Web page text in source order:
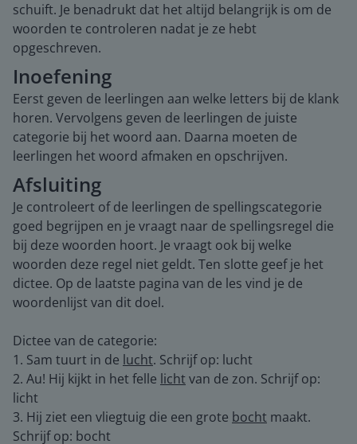
schuift. Je benadrukt dat het altijd belangrijk is om de
woorden te controleren nadat je ze hebt
opgeschreven.
Inoefening
Eerst geven de leerlingen aan welke letters bij de klank
horen. Vervolgens geven de leerlingen de juiste
categorie bij het woord aan. Daarna moeten de
leerlingen het woord afmaken en opschrijven.
Afsluiting
Je controleert of de leerlingen de spellingscategorie
goed begrijpen en je vraagt naar de spellingsregel die
bij deze woorden hoort. Je vraagt ook bij welke
woorden deze regel niet geldt. Ten slotte geef je het
dictee. Op de laatste pagina van de les vind je de
woordenlijst van dit doel.
Dictee van de categorie:
1. Sam tuurt in de lucht. Schrijf op: lucht
2. Au! Hij kijkt in het felle lichtvan de zon. Schrijf op:
licht
3. Hij ziet een vliegtuig die een grote bocht maakt.
Schrijf op: bocht